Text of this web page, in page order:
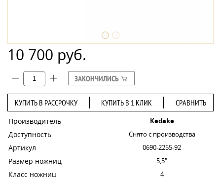
10 700 руб.
ЗАКОНЧИЛИСЬ
КУПИТЬ В РАССРОЧКУ КУПИТЬ В 1 КЛИК СРАВНИТЬ
Производитель Kedake
Доступность Снято с производства
Артикул 0690-2255-92
Размер ножниц 5,5"
Класс ножниц 4